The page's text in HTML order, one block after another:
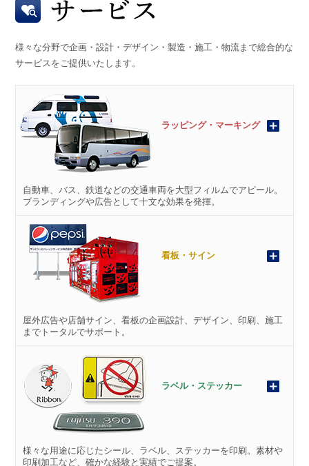
様々な分野で企画・設計・デザイン・製造・施工・物流まで総合的な
サービスをご提供いたします。
ラッピング・マーキング
自動車、バス、鉄道などの交通車両を大型フィルムでアピール。
ブランディングや広告として十文な効果を発揮。
看板・サイン
屋外広告や店舗サイン、看板の企画設計、デザイン、印刷、施工
までトータルでサポート。
ラベル・ステッカー
様々な用途に応じたシール、ラベル、ステッカーを印刷。素材や
印刷加工など、確かな経験と実績でご提案。